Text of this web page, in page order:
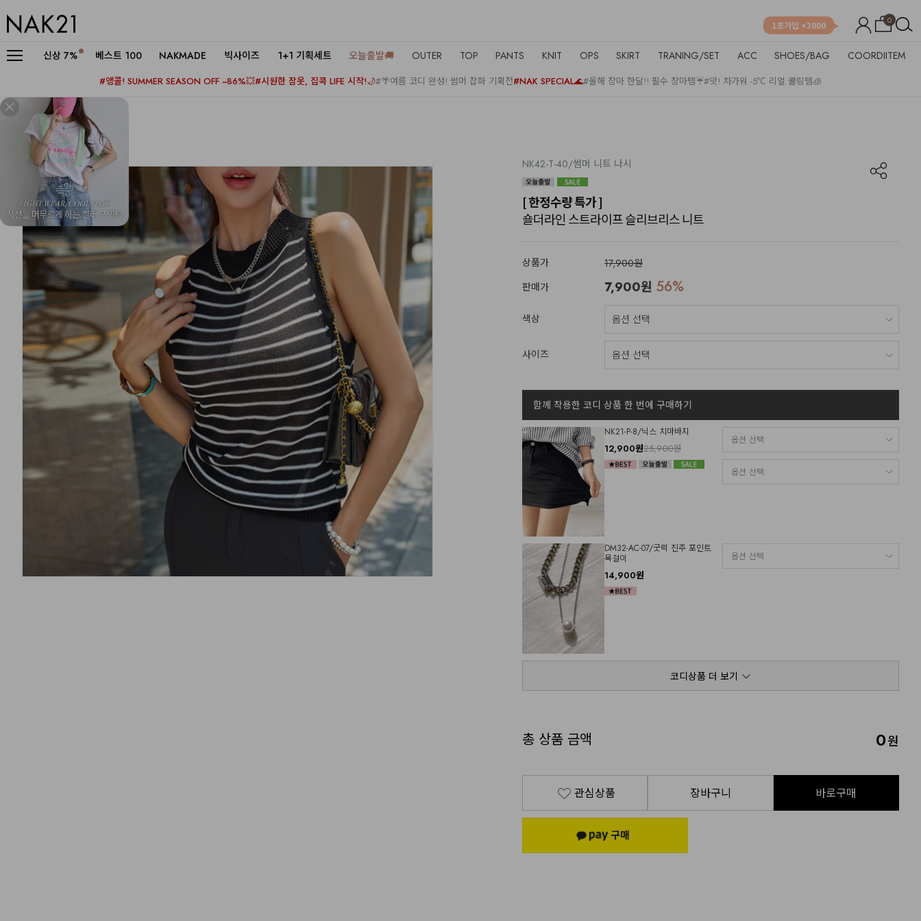
0
1초가입 +3000
신상 7% 베스트 100 NAKMADE 빅사이즈 1+1 기획세트 오늘출발🚚 OUTER TOP PANTS KNIT OPS SKIRT TRANING/SET ACC SHOES/BAG COORDIITEM
#앵콜! SUMMER SEASON OFF ~86%💥#시원한 잠옷, 집콕 LIFE 시작!🌙#🌴여름 코디 완성! 썸머 잡화 기획전#NAK SPECIAL🌊#올해 장마 한달!! 필수 장마템☔#앗! 차가워 -5℃ 리얼 쿨링템🧊
NK42-T-40/썸머 니트 나시
[ 한정수량 특가 ]
숄더라인 스트라이프 슬리브리스 니트
상품가
17,900원
판매가
7,900원 56%
색상
사이즈
함께 착용한 코디 상품 한 번에 구매하기
NK21-P-8/닉스 치마바지
12,900원25,900원
DM32-AC-07/굿럭 진주 포인트
목걸이
14,900원
코디상품 더 보기
총 상품 금액 0원
관심상품 장바구니 바로구매